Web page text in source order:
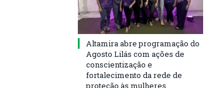
Altamira abre programação do
Agosto Lilás com ações de
conscientização e
fortalecimento da rede de
proteção às mulheres